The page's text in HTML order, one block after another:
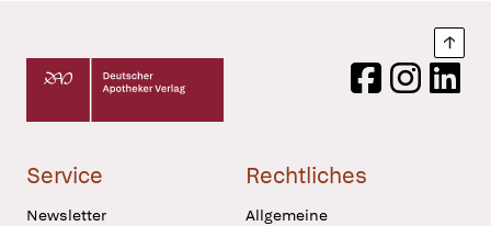
Deutscher Apotheker Verlag Logo
FacebookInstagram
Service
Newsletter
Rechtliches
Allgemeine